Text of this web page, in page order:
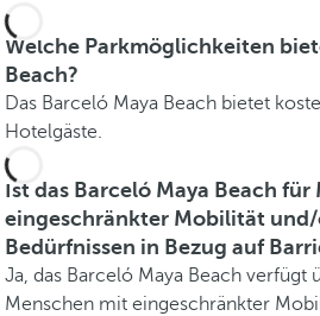
Welche Parkmöglichkeiten
Beach?
Das Barceló Maya Beach bietet
Hotelgäste.
Ist das Barceló Maya Beach
eingeschränkter Mobilität
Bedürfnissen in Bezug auf
Ja, das Barceló Maya Beach verfügt
Menschen mit eingeschränkter